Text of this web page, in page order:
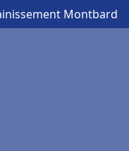
Montbard